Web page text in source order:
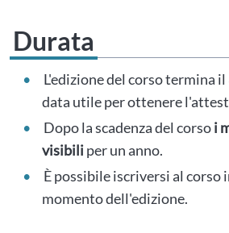
Durata
L'edizione del corso termina il
data utile per ottenere
Dopo la scadenza del corsoi
visibiliper un anno.
È possibile iscriversi al corso
momento dell'edizione.